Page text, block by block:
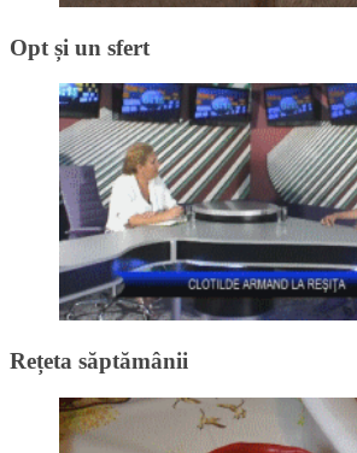
Opt și un sfert
Rețeta săptămânii